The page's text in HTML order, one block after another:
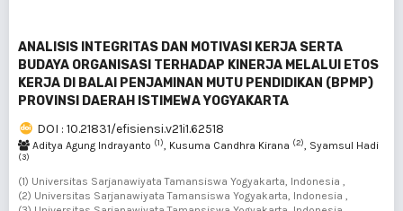
ANALISIS INTEGRITAS DAN MOTIVASI KERJA SERTA
BUDAYA ORGANISASI TERHADAP KINERJA MELALUI ETOS
KERJA DI BALAI PENJAMINAN MUTU PENDIDIKAN (BPMP)
PROVINSI DAERAH ISTIMEWA YOGYAKARTA
DOI : 10.21831/efisiensi.v21i1.62518
Aditya Agung Indrayanto (1), Kusuma Candhra Kirana (2), Syamsul Hadi
(3)
(1) Universitas Sarjanawiyata Tamansiswa Yogyakarta, Indonesia ,
(2) Universitas Sarjanawiyata Tamansiswa Yogyakarta, Indonesia ,